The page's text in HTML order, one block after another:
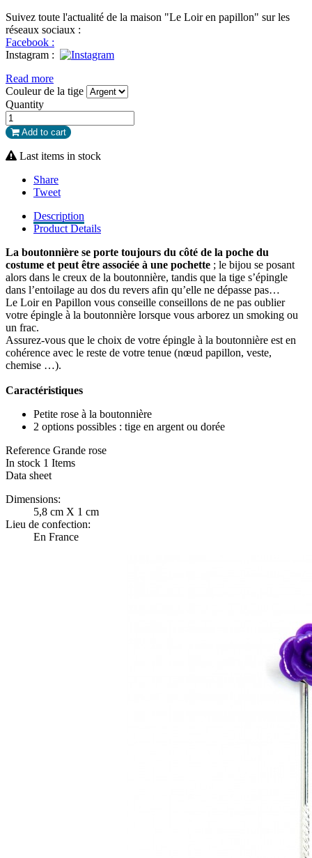
Suivez toute l'actualité de la maison "Le Loir en papillon" sur les
réseaux sociaux :
Facebook :
Instagram :
Read more
Couleur de la tige
Quantity
Add to cart
Last items in stock
Share
Tweet
Description
Product Details
La boutonnière se porte toujours du côté de la poche du
costume et peut être associée à une pochette ; le bijou se posant
alors dans le creux de la boutonnière, tandis que la tige s’épingle
dans l’entoilage au dos du revers afin qu’elle ne dépasse pas…
Le Loir en Papillon vous conseille conseillons de ne pas oublier
votre épingle à la boutonnière lorsque vous arborez un smoking ou
un frac.
Assurez-vous que le choix de votre épingle à la boutonnière est en
cohérence avec le reste de votre tenue (nœud papillon, veste,
chemise …).
Caractéristiques
Petite rose à la boutonnière
2 options possibles : tige en argent ou dorée
Reference Grande rose
In stock 1 Items
Data sheet
Dimensions:
5,8 cm X 1 cm
Lieu de confection:
En France